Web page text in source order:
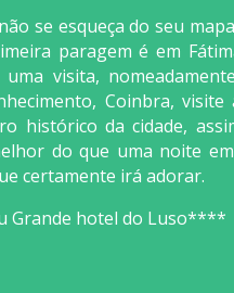
se esqueça do seu
paragem é em
visita,
Coinbra,
histórico da cidade,
do que uma noite
certamente irá adorar.
Grande hotel do Luso****